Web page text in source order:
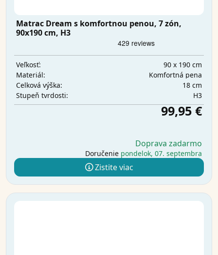
Matrac Dream s komfortnou penou, 7 zón,
90x190 cm, H3
Veľkosť:
90 x 190 cm
Materiál:
Komfortná pena
Celková výška:
18 cm
Stupeň tvrdosti:
H3
99,95 €
Doprava zadarmo
Doručenie pondelok, 07. septembra
Zistite viac